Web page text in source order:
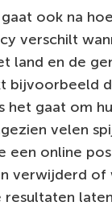
ook na
verschilt
land en de
bijvoorbeeld
het gaat om
velen
een online
verwijderd of